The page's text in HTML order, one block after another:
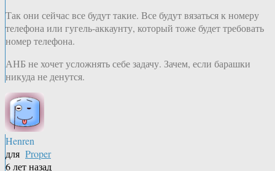
Так они сейчас все будут такие. Все будут вязаться к номеру
телефона или гугель-аккаунту, который тоже будет требовать
номер телефона.
АНБ не хочет усложнять себе задачу. Зачем, если барашки
никуда не денутся.
Henren
для Proper
6 лет назад